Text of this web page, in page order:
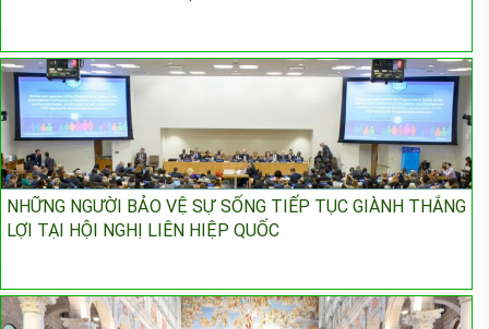
NHỮNG NGƯỜI BẢO VỆ SỰ SỐNG TIẾP TỤC GIÀNH THẮNG
LỢI TẠI HỘI NGHỊ LIÊN HIỆP QUỐC